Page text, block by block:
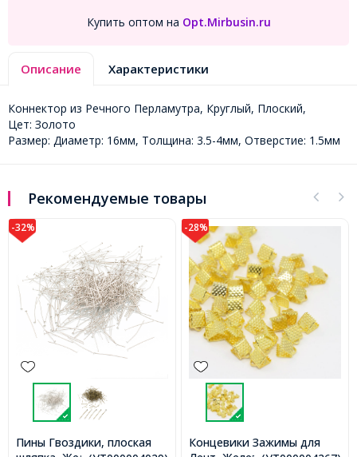
Купить оптом на Opt.Mirbusin.ru
Описание Характеристики
Коннектор из Речного Перламутра, Круглый, Плоский,
Цет: Золото
Размер: Диаметр: 16мм, Толщина: 3.5-4мм, Отверстие: 1.5мм
Рекомендуемые товары
-28%
Концевики Зажимы для
-45%
Кулон Металл со